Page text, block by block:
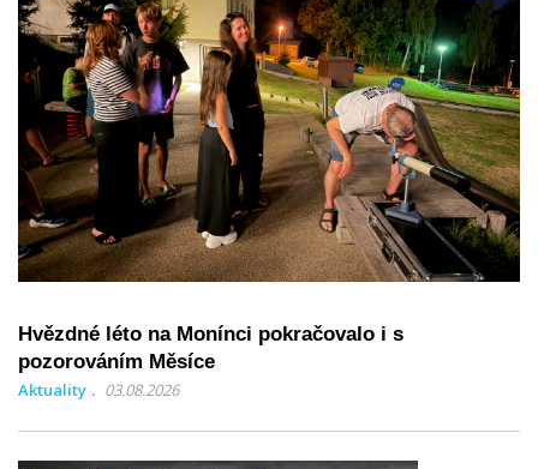
Hvězdné léto na Monínci pokračovalo i s
pozorováním Měsíce
Aktuality 03.08.2026